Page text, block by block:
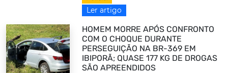
Ler artigo
HOMEM MORRE APÓS CONFRONTO
COM O CHOQUE DURANTE
PERSEGUIÇÃO NA BR-369 EM
IBIPORÃ; QUASE 177 KG DE DROGAS
SÃO APREENDIDOS